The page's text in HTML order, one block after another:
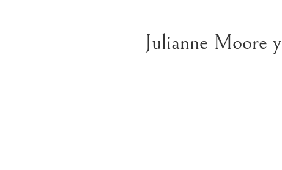
Julianne Moore